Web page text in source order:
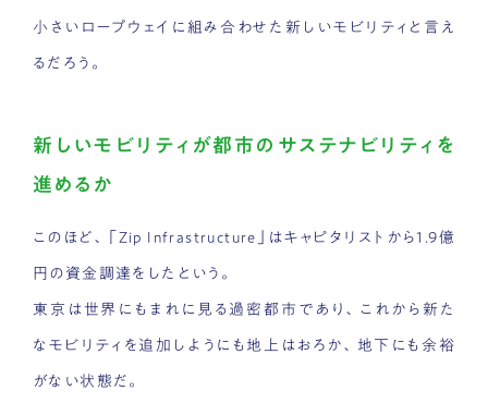
小さいロープウェイに組み合わせた新しいモビリティと言え
るだろう。
新しいモビリティが都市のサステナビリティを
進めるか
このほど、「Zip Infrastructure」はキャピタリストから1.9億
円の資金調達をしたという。
東京は世界にもまれに見る過密都市であり、これから新た
なモビリティを追加しようにも地上はおろか、地下にも余裕
がない状態だ。